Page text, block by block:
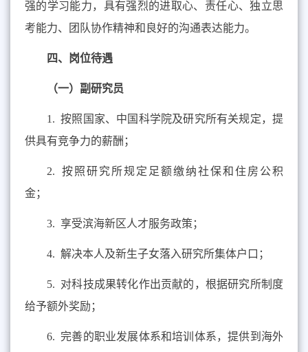
强的学习能力，具有强烈的进取心、责任心、独立思
考能力、团队协作精神和良好的沟通表达能力。
四、岗位待遇
（一）副研究员
1. 按照国家、中国科学院及研究所有关规定，提
供具有竞争力的薪酬；
2.
按照研究所规定足额缴纳社保和住房公积
金；
3. 享受滨海新区人才服务政策；
4. 解决本人及新生子女落入研究所集体户口；
5. 对科技成果转化作出贡献的，根据研究所制度
给予额外奖励；
6. 完善的职业发展体系和培训体系，提供到海外